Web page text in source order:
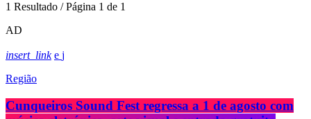
1 Resultado / Página 1 de 1
AD
insert_link
Região
Cunqueiros Sound Fest regressa a 1 de agosto com